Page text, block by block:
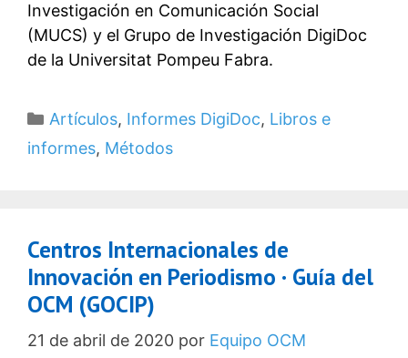
Investigación en Comunicación Social
(MUCS) y el Grupo de Investigación DigiDoc
de la Universitat Pompeu Fabra.
Categorías
Artículos, Informes DigiDoc, Libros e
informes, Métodos
Centros Internacionales de
Innovación en Periodismo · Guía del
OCM (GOCIP)
21 de abril de 2020 por Equipo OCM